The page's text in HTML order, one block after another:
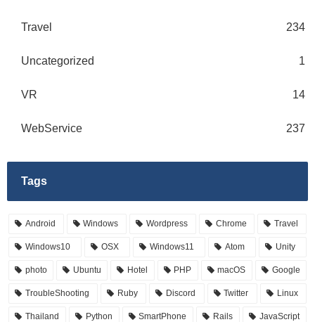
Travel 234
Uncategorized 1
VR 14
WebService 237
Tags
Android Windows Wordpress Chrome Travel
Windows10 OSX Windows11 Atom Unity
photo Ubuntu Hotel PHP macOS Google
TroubleShooting Ruby Discord Twitter Linux
Thailand Python SmartPhone Rails JavaScript